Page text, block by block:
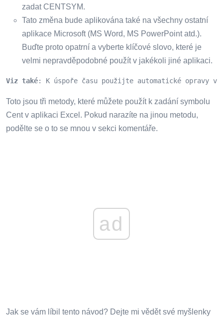
zadat CENTSYM.
Tato změna bude aplikována také na všechny ostatní
aplikace Microsoft (MS Word, MS PowerPoint atd.).
Buďte proto opatrní a vyberte klíčové slovo, které je
velmi nepravděpodobné použít v jakékoli jiné aplikaci.
Viz také: K úspoře času použijte automatické opravy v
Toto jsou tři metody, které můžete použít k zadání symbolu
Cent v aplikaci Excel. Pokud narazíte na jinou metodu,
podělte se o to se mnou v sekci komentáře.
ad
Jak se vám líbil tento návod? Dejte mi vědět své myšlenky